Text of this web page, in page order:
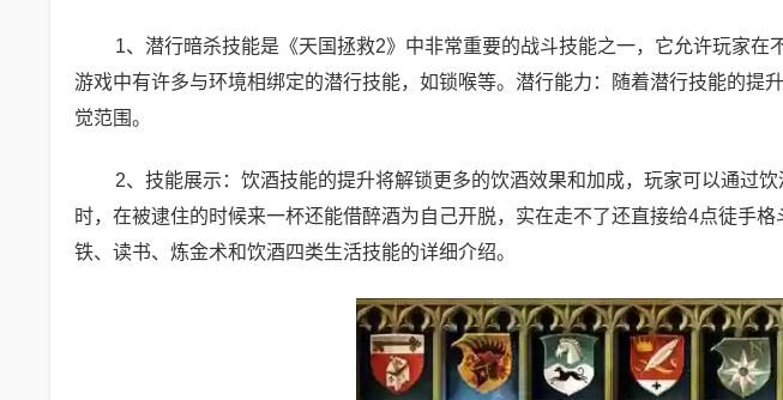
1、潜行暗杀技能是《天国拯救2》中非常重要的战斗技能之一，它允许玩家在
游戏中有许多与环境相绑定的潜行技能，如锁喉等。潜行能力：随着潜行技能的提
觉范围。
2、技能展示：饮酒技能的提升将解锁更多的饮酒效果和加成，玩家可以通过
时，在被逮住的时候来一杯还能借醉酒为自己开脱，实在走不了还直接给4点徒手
铁、读书、炼金术和饮酒四类生活技能的详细介绍。